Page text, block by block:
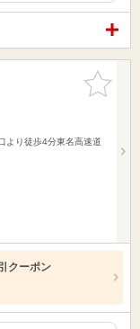
お気に入
りに追加
より徒歩4分東名高速道
クーポン